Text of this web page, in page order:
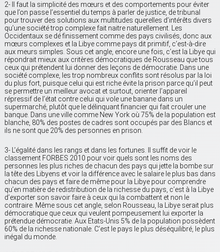
2- Il faut la simplicité des mœurs et des comportements pour éviter
que l’on passe l’essentiel du temps à parler de justice, de tribunal
pour trouver des solutions aux multitudes querelles d’intérêts divers
qu’une société trop complexe fait naitre naturellement. Les
Occidentaux se dé finissement comme des pays civilisés, donc aux
mœurs complexes et la Libye comme pays dit primitif, c’est-à-dire
aux meurs simples. Sous cet angle, encore une fois, c’est la Libye qui
répondrait mieux aux critères démocratiques de Rousseau que tous
ceux qui prétendent lui donner des leçons de démocratie. Dans une
société complexe, les trop nombreux conflits sont résolus par la loi
du plus fort, puisque celui qui est riche évite la prison parce qu’il peut
se permettre un meilleur avocat et surtout, orienter l’appareil
répressif de l’état contre celui qui vole une banane dans un
supermarché, plutôt que le délinquant financier qui fait crouler une
banque. Dans une ville comme New York où 75% de la population est
blanche, 80% des postes de cadres sont occupés par des Blancs et
ils ne sont que 20% des personnes en prison.
3- L’égalité dans les rangs et dans les fortunes. Il suffit de voir le
classement FORBES 2010 pour voir quels sont les noms des
personnes les plus riches de chacun des pays qui jette la bombe sur
la tête des Libyens et voir la différence avec le salaire le plus bas dans
chacun des pays et faire de même pour la Libye pour comprendre
qu’en matière de redistribution de la richesse du pays, c’est à la Libye
d’exporter son savoir faire à ceux qui la combattent et non le
contraire. Même sous cet angle, selon Rousseau, la Libye serait plus
démocratique que ceux qui veulent pompeusement lui exporter la
prétendue démocratie. Aux Etats-Unis 5% de la population possèdent
60% de la richesse nationale. C’est le pays le plus déséquilibré, le plus
inégal du monde.